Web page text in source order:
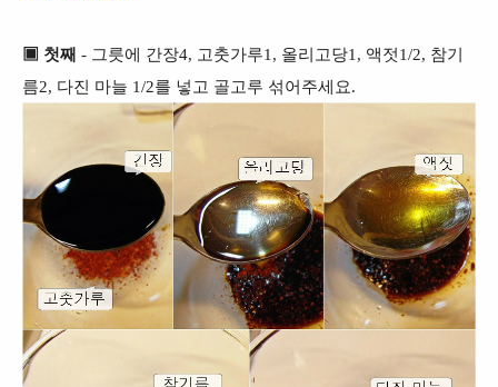
▣ 첫째 - 그릇에 간장4, 고춧가루1, 올리고당1, 액젓1/2, 참기
름2, 다진 마늘 1/2를 넣고 골고루 섞어주세요.